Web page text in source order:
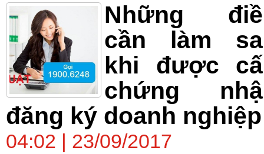
Những
cần làm
khi được
chứng
đăng ký doanh nghiệp
04:02 | 23/09/2017